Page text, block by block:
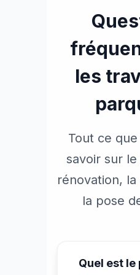
les
Tout ce
savoir sur
rénovation,
la pose
Quel est le